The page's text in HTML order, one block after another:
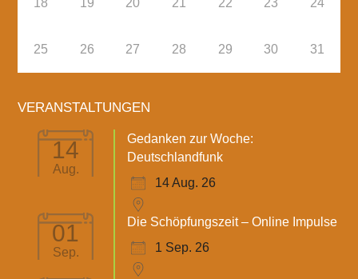
18 19 20 21 22 23 24
25 26 27 28 29 30 31
VERANSTALTUNGEN
14
Aug.
Gedanken zur Woche:
Deutschlandfunk
14 Aug. 26
01
Sep.
Die Schöpfungszeit – Online Impulse
1 Sep. 26